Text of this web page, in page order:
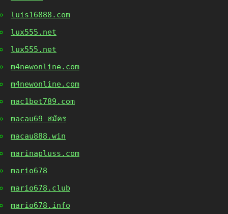
luis16888.com
lux555.net
lux555.net
m4newonline.com
m4newonline.com
mac1bet789.com
macau69 สมัคร
macau888.win
marinapluss.com
mario678
mario678.club
mario678.info